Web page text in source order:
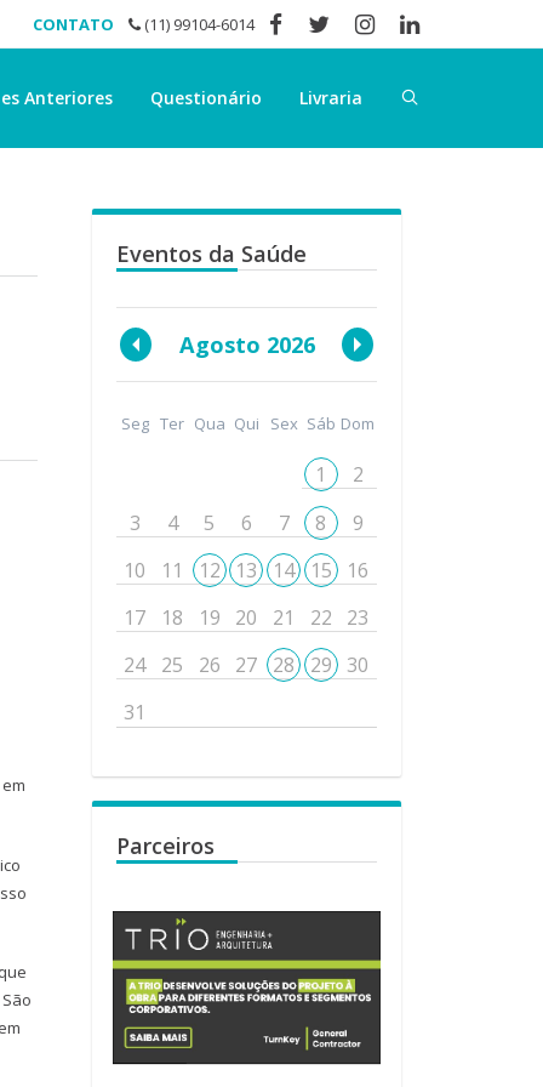
CONTATO (11) 99104-6014
Anteriores Questionário Livraria
Eventos da Saúde
Agosto 2026
Seg Ter Qua Qui Sex Sáb Dom
1
2
3
4 5 6 7 8
9
10
11 12 13 14 15
16
17
18 19 20 21 22
23
24
25 26 27 28 29
30
31
Parceiros